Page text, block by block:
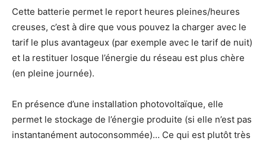
Cette batterie permet le report heures pleines/heures
creuses, c’est à dire que vous pouvez la charger avec le
tarif le plus avantageux (par exemple avec le tarif de nuit)
et la restituer losque l’énergie du réseau est plus chère
(en pleine journée).
En présence d’une installation photovoltaïque, elle
permet le stockage de l’énergie produite (si elle n’est pas
instantanément autoconsommée)… Ce qui est plutôt très